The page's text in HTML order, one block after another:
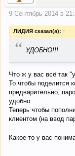
9 Сентябрь 2014 в
ЛИДИЯ сказал(а): ↑
“ УДОБНО!!!
Что ж у вас всё так
То чтобы поделится
предварительно,
удобно.
Теперь чтобы
клиентом (на ввод
Какое-то у вас